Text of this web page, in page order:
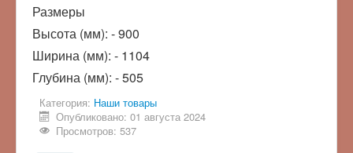
Размеры
Высота (мм): - 900
Ширина (мм): - 1104
Глубина (мм): - 505
Категория: Наши товары
Опубликовано: 01 августа 2024
Просмотров: 537